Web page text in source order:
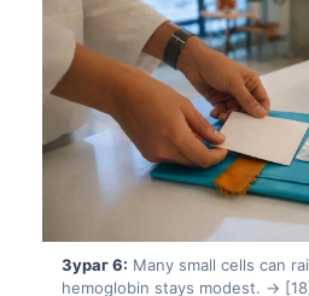
Зураг 6: Many small cells can
hemoglobin stays modest. →
Polski
Slovenščina
Magyar
Shqip
বাংলা